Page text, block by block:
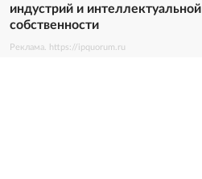
индустрий и интеллектуальной
собственности
Реклама. https://ipquorum.ru